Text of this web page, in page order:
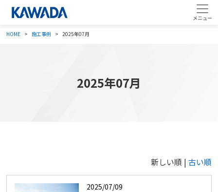
HOME 施工事例 2025年07月
2025年07月
新しい順 | 古い順
2025/07/09